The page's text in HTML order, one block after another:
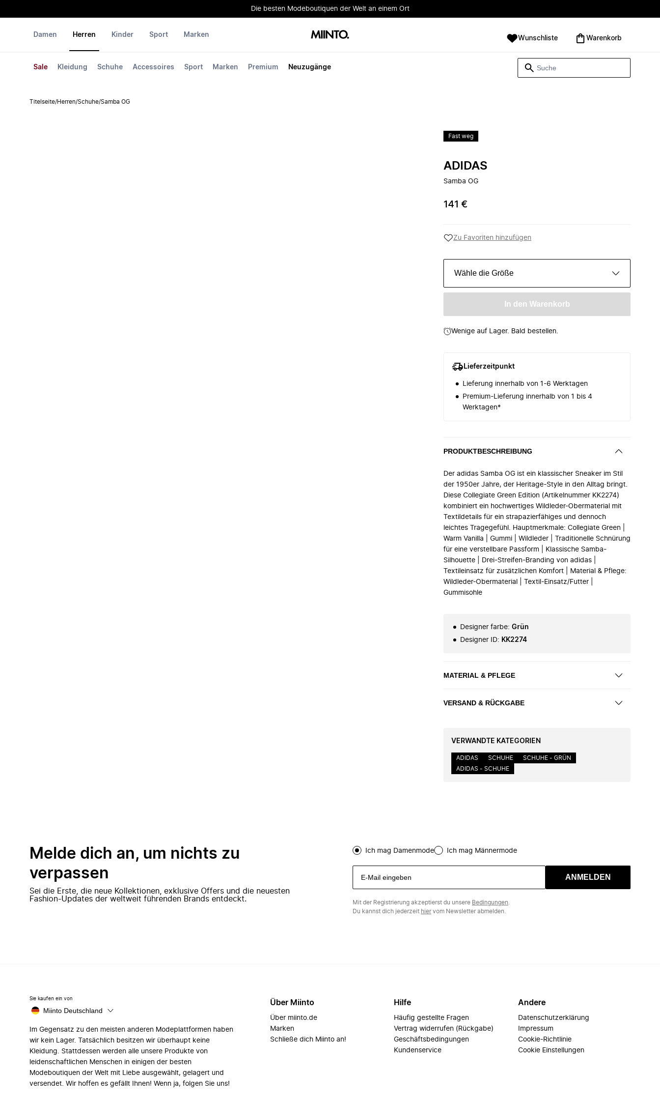
Die besten Modeboutiquen der Welt an einem Ort
Damen Herren
Sale Kleidung Schuhe Accessoires Sport Marken Premium Neuzugänge
Kinder Sport Marken Wunschliste Warenkorb
Titelseite/Herren/Schuhe/Samba OG
Fast weg
ADIDAS
Samba OG
141 €
Zu Favoriten hinzufügen
Wähle die Größe
In den Warenkorb
Wenige auf Lager. Bald bestellen.
Lieferzeitpunkt
Lieferung innerhalb von 1-6 Werktagen
Premium-Lieferung innerhalb von 1 bis 4
Werktagen*
PRODUKTBESCHREIBUNG
Der adidas Samba OG ist ein klassischer Sneaker im Stil
der 1950er Jahre, der Heritage-Style in den Alltag bringt.
Diese Collegiate Green Edition (Artikelnummer KK2274)
kombiniert ein hochwertiges Wildleder-Obermaterial mit
Textildetails für ein strapazierfähiges und dennoch
leichtes Tragegefühl. Hauptmerkmale: Collegiate Green |
Warm Vanilla | Gummi | Wildleder | Traditionelle Schnürung
für eine verstellbare Passform | Klassische Samba-
Silhouette | Drei-Streifen-Branding von adidas |
Textileinsatz für zusätzlichen Komfort | Material & Pflege:
Wildleder-Obermaterial | Textil-Einsatz/Futter |
Gummisohle
Designer farbe: Grün
Designer ID: KK2274
MATERIAL & PFLEGE
VERSAND & RÜCKGABE
VERWANDTE KATEGORIEN
ADIDAS SCHUHE
SCHUHE - GRÜN
ADIDAS - SCHUHE
Melde dich an, um nichts zu
verpassen
Sei die Erste, die neue Kollektionen, exklusive Offers und die neuesten
Fashion-Updates der weltweit führenden Brands entdeckt.
Ich mag Damenmode Ich mag Männermode
ANMELDEN
Mit der Registrierung akzeptierst du unsere Bedingungen
Du kannst dich jederzeit hiervom Newsletter abmelden.
Sie kaufen ein von
Miinto Deutschland
Im Gegensatz zu den meisten anderen Modeplattformen haben
wir kein Lager. Tatsächlich besitzen wir überhaupt keine
Kleidung. Stattdessen werden alle unsere Produkte von
leidenschaftlichen Menschen in einigen der besten
Modeboutiquen der Welt mit Liebe ausgewählt, gelagert und
versendet. Wir hoffen es gefällt Ihnen! Wenn ja, folgen Sie uns!
Über Miinto
Über miinto.de
Marken
Schließe dich Miinto an!
Hilfe
Häufig gestellte Fragen
Vertrag widerrufen (Rückgabe)
Geschäftsbedingungen
Kundenservice
Andere
Datenschutzerklärung
Impressum
Cookie-Richtlinie
Cookie Einstellungen